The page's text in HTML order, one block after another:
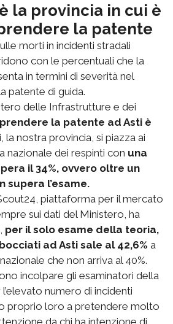
la provincia in cui è
la patente
morti in incidenti stradali
con le percentuali che la
in termini di severità nel
patente di guida.
delle Infrastrutture e dei
prendere la patente ad Asti è
la nostra provincia, si piazza ai
nazionale dei respinti con una
il 34%, ovvero oltre un
supera l’esame.
piattaforma per il mercato
sui dati del Ministero, ha
per il solo esame della teoria,
ad Asti sale al 42,6% a
che non arriva al 40%.
incolpare gli esaminatori della
numero di incidenti
proprio loro a pretendere molto
da chi ha intenzione di